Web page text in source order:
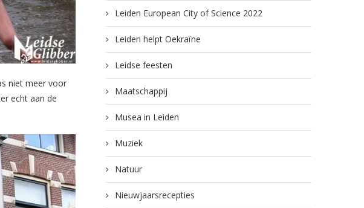
niet meer voor
echt aan de
Leiden European City of Science 2022
Leiden helpt Oekraïne
Leidse feesten
Maatschappij
Musea in Leiden
Muziek
Natuur
Nieuwjaarsrecepties